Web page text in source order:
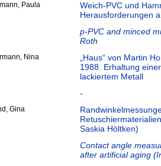
Paula
Weich-PVC und
Herausforderungen
p-PVC and minced
Roth
Nina
„Haus“ von Martin
1988. Erhaltung
lackiertem Metall
-
Gina
Saskia Höltken)
Contact angle
after artificial aging